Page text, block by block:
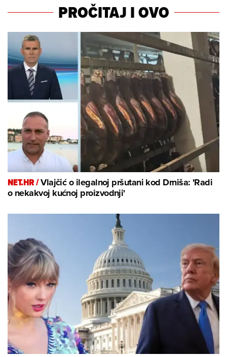
PROČITAJ I OVO
NET.HR /Vlajčić o ilegalnoj pršutani kod Drniša: 'Radi
o nekakvoj kućnoj proizvodnji'